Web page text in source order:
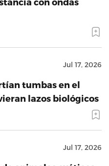
Jul 17, 2026
tumbas en el
lazos biológicos
Jul 17, 2026